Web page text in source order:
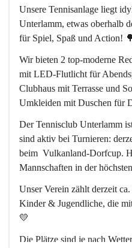
Unsere Tennisanlage liegt
Unterlamm, etwas oberhalb
für Spiel, Spaß und Action!
Wir bieten 2 top-moderne
mit LED-Flutlicht für
Clubhaus mit Terrasse und
Umkleiden mit Duschen für
Der Tennisclub Unterlamm
sind aktiv bei Turnieren:
beim Vulkanland-Dorfcup.
Mannschaften in der
Unser Verein zählt derzeit
Kinder & Jugendliche, die
💛
Die Plätze sind je nach